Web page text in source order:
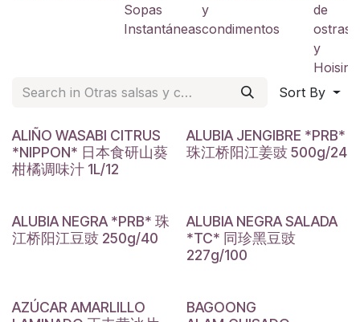
Sopas
Instantáneas
y
condimentos
de
ostras
y
Hoisin
Sort By
ALIÑO WASABI CITRUS
*NIPPON* 日本食研山葵
柑橘调味汁 1L/12
ALUBIA JENGIBRE *PRB*
珠江桥阳江姜豉 500g/24
ALUBIA NEGRA *PRB* 珠
江桥阳江豆豉 250g/40
ALUBIA NEGRA SALADA
*TC* 同珍黑豆豉
227g/100
AZÚCAR AMARLILLO
BAGOONG